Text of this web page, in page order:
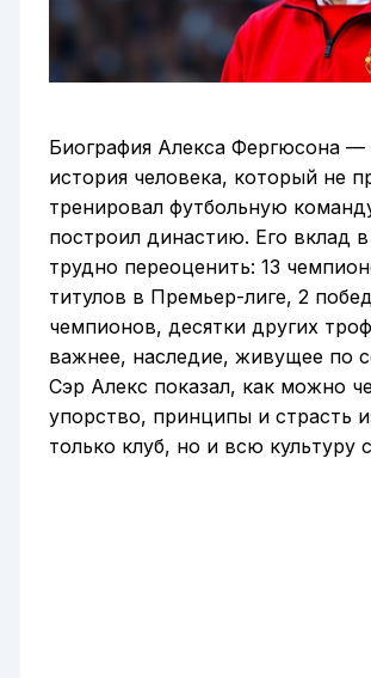
Биография Алекса Фергюсона —
история человека, который не
тренировал футбольную
построил династию. Его вклад
трудно переоценить: 13
титулов в Премьер-лиге, 2
чемпионов, десятки других
важнее, наследие, живущее по
Сэр Алекс показал, как можно
упорство, принципы и страсть
только клуб, но и всю культуру